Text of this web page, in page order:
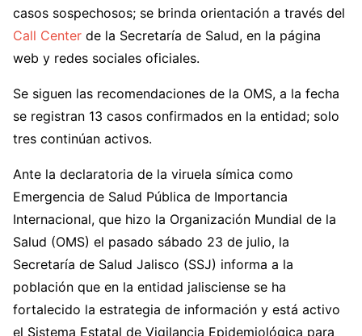
casos sospechosos; se brinda orientación a través del
Call Center de la Secretaría de Salud, en la página
web y redes sociales oficiales.
Se siguen las recomendaciones de la OMS, a la fecha
se registran 13 casos confirmados en la entidad; solo
tres continúan activos.
Ante la declaratoria de la viruela símica como
Emergencia de Salud Pública de Importancia
Internacional, que hizo la Organización Mundial de la
Salud (OMS) el pasado sábado 23 de julio, la
Secretaría de Salud Jalisco (SSJ) informa a la
población que en la entidad jalisciense se ha
fortalecido la estrategia de información y está activo
el Sistema Estatal de Vigilancia Epidemiológica para